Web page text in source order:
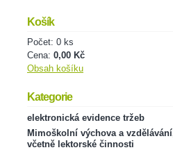
Košík
Počet: 0 ks
Cena: 0,00 Kč
Obsah košíku
Kategorie
elektronická evidence tržeb
Mimoškolní výchova a
včetně lektorské činnosti